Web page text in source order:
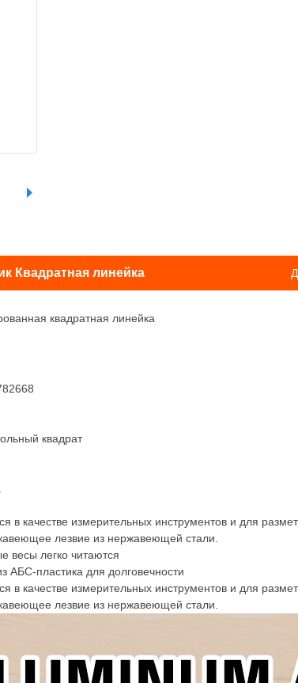
Квадратная линейка
квадратная линейка
квадрат
в качестве измерительных инструментов и для
лезвие из нержавеющей стали.
весы легко читаются
АБС-пластика для долговечности
в качестве измерительных инструментов и для
лезвие из нержавеющей стали.